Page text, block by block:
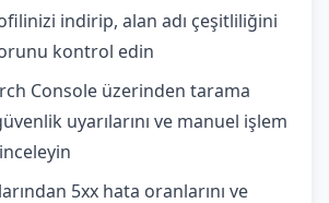
indirip, alan adı çeşitliliğini
kontrol edin
Console üzerinden tarama
uyarılarını ve manuel işlem
5xx hata oranlarını ve